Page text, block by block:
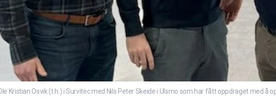
Kristian Osvik (t.h.) i Survitec med Nils Peter Skeide i Ulsmo som har fått oppdraget med å